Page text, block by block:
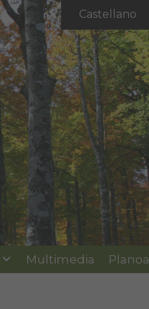
Castellano
Multimedia Planoa